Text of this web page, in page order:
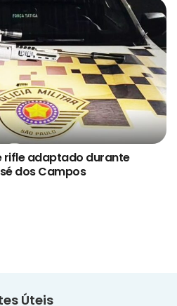
rifle adaptado durante
dos Campos
Úteis